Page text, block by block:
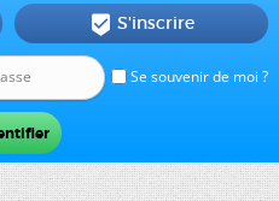
Se souvenir de moi ?
 S'inscrire